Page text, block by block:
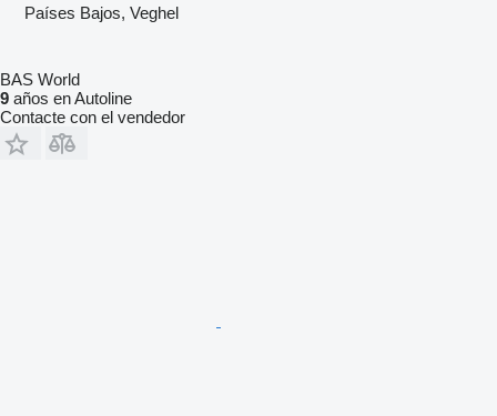
Países Bajos, Veghel
BAS World
9 años en Autoline
Contacte con el vendedor